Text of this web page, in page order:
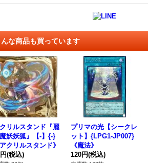
な商品も買っています
リルスタンド『麗
妖妖狐』【-】{-}
アクリルスタンド》
(税込)
プリマの光【シークレ
ット】{LPG1-JP007}
《魔法》
120円(税込)